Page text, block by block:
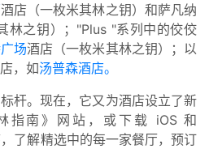
酒店（一枚米其林之钥）和萨凡纳
林之钥）；"Plus "系列中的佼佼
场酒店（一枚米其林之钥）；以
，如汤普森酒店。
杆。现在，它又为酒店设立了新
指南》网站，或下载 iOS 和
了解精选中的每一家餐厅，预订